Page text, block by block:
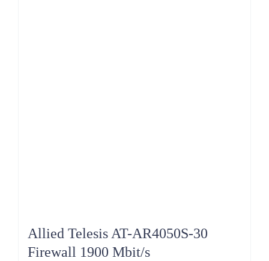
Allied Telesis AT-AR4050S-30
Firewall 1900 Mbit/s